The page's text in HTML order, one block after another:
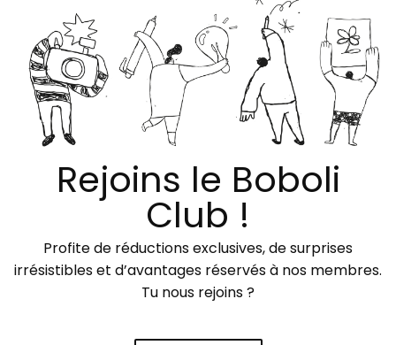
Rejoins le Boboli
Club !
Profite de réductions exclusives, de surprises
irrésistibles et d’avantages réservés à nos membres.
Tu nous rejoins ?